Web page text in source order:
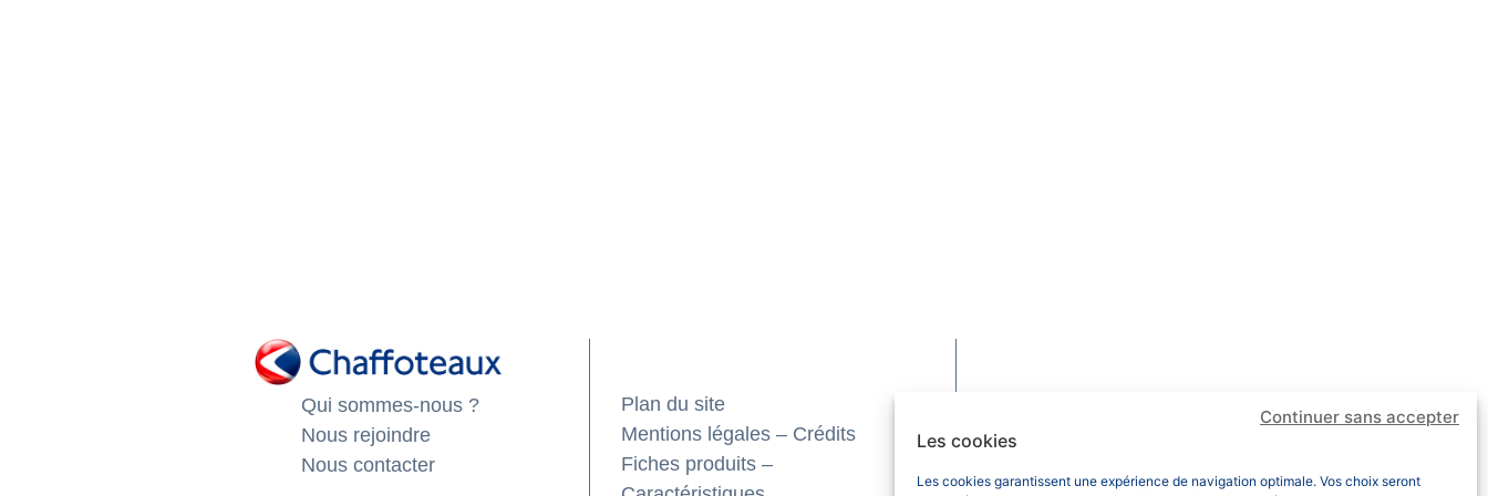
Les cookies
Les cookies garantissent une expérience de navigation optimale. Vos choix seront
Continuer sans accepter
Qui sommes-nous ?
Nous rejoindre
Nous contacter
Plan du site
Mentions légales – Crédits
Fiches produits –
réseaux sociaux
Linkedin